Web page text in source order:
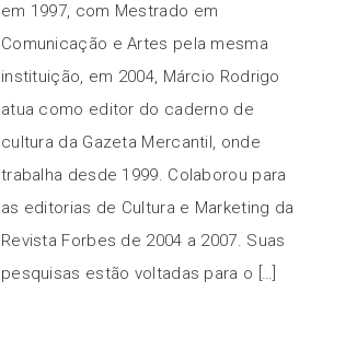
em 1997, com Mestrado em
Comunicação e Artes pela mesma
instituição, em 2004, Márcio Rodrigo
atua como editor do caderno de
cultura da Gazeta Mercantil, onde
trabalha desde 1999. Colaborou para
as editorias de Cultura e Marketing da
Revista Forbes de 2004 a 2007. Suas
pesquisas estão voltadas para o […]